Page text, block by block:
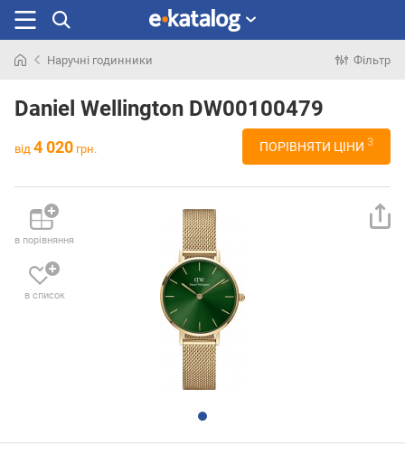
раніше
Наручні годинники Фільтр
Daniel Wellington DW00100479
від 4 020 грн. ПОРІВНЯТИ ЦІНИ 3
в порівняння
в список